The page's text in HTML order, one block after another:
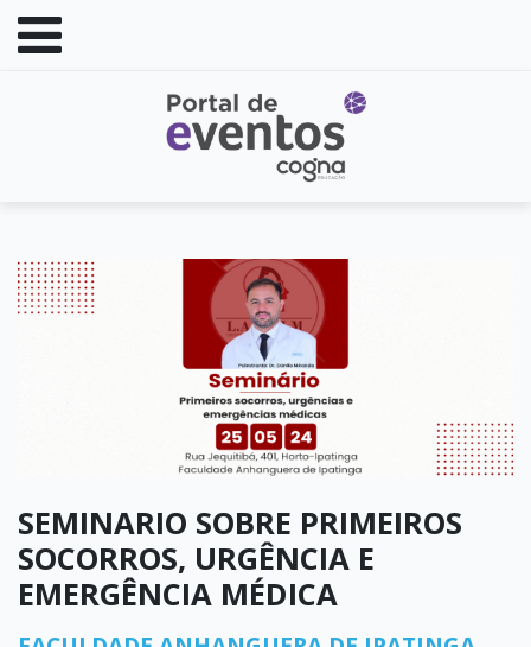
SEMINARIO SOBRE PRIMEIROS
SOCORROS, URGÊNCIA E
EMERGÊNCIA MÉDICA